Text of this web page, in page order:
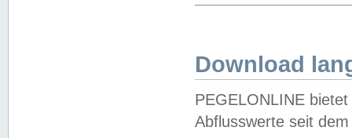
Download
PEGELONLINE
Abflusswerte seit